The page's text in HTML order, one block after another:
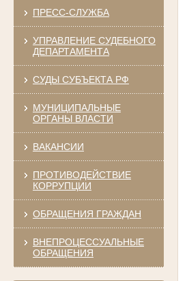
ПРЕСС-СЛУЖБА
УПРАВЛЕНИЕ СУДЕБНОГО
ДЕПАРТАМЕНТА
СУДЫ СУБЪЕКТА РФ
МУНИЦИПАЛЬНЫЕ
ОРГАНЫ ВЛАСТИ
ВАКАНСИИ
ПРОТИВОДЕЙСТВИЕ
КОРРУПЦИИ
ОБРАЩЕНИЯ ГРАЖДАН
ВНЕПРОЦЕССУАЛЬНЫЕ
ОБРАЩЕНИЯ